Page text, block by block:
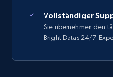
Vollständiger
Sie übernehmen den
Bright Datas 24/7-